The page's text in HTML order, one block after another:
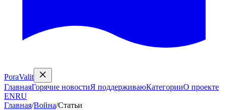
PoraValit
ГлавнаяГорячие новостиЯ поддерживаюКатегорииО проекте
ENRU
Главная/Война/Статьи